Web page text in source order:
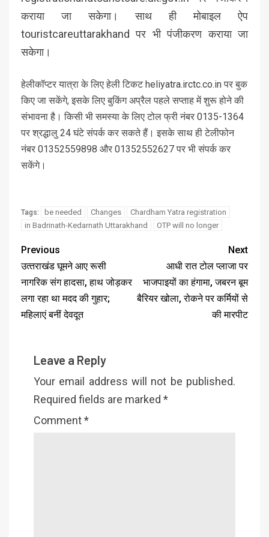
कराया जा सकेगा। साथ ही मोबाइल ऐप
touristcareuttarakhand पर भी पंजीकरण कराया जा
सकेगा।
हेलीकॉप्टर यात्रा के लिए हेली टिकट heliyatra.irctc.co.in पर बुक
किए जा सकेंगे, इसके लिए बुकिंग अप्रैल पहले सप्ताह में शुरू होने की
संभावना है। किसी भी समस्या के लिए टोल फ्री नंबर 0135-1364
पर श्रद्धालु 24 घंटे संपर्क कर सकते हैं। इसके साथ ही टेलीफोन
नंबर 01352559898 और 01352552627 पर भी संपर्क कर
सकेंगे।
Tags: be needed Changes
Chardham Yatra registration
in Badrinath-Kedarnath Uttarakhand
OTP will no longer
Previous
उत्‍तराखंड घूमने आए रूसी
नागरिक संग हादसा, हाथ जोड़कर
लगा रहा था मदद की गुहार;
महिलाएं बनीं देवदूत
Next
आधी रात टोल प्लाजा पर
भाजपाइयों का हंगामा, जबरन बूम
बैरियर खोला, रोकने पर कर्मियों से
की मारपीट
Leave a Reply
Your email address will not be published.
Required fields are marked *
Comment*